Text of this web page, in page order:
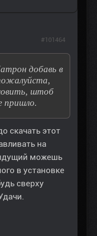
добавь в
штоб
пришло.
скачать этот
на
можешь
в установке
сверху
#101464